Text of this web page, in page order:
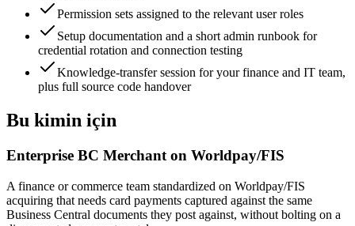
Permission sets assigned to the relevant user roles
Setup documentation and a short admin runbook for
credential rotation and connection testing
Knowledge-transfer session for your finance and IT team,
plus full source code handover
Bu kimin için
Enterprise BC Merchant on Worldpay/FIS
A finance or commerce team standardized on Worldpay/FIS
acquiring that needs card payments captured against the same
Business Central documents they post against, without bolting on a